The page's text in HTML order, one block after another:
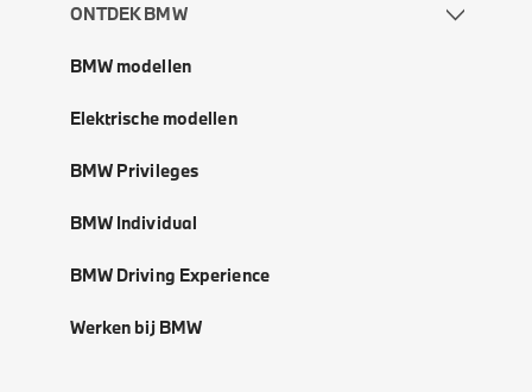
ONTDEK BMW
BMW modellen
Elektrische modellen
BMW Privileges
BMW Individual
BMW Driving Experience
Werken bij BMW